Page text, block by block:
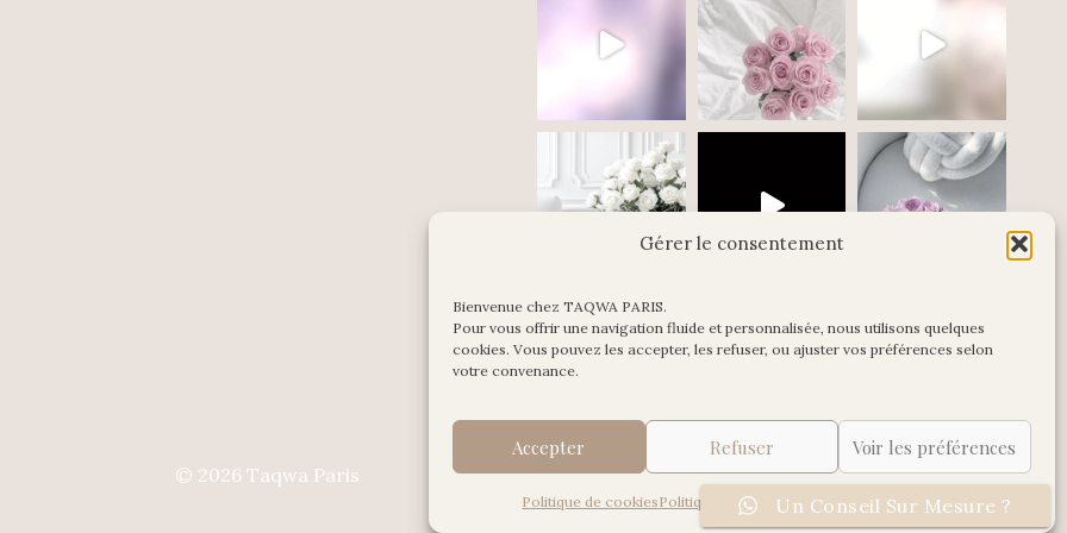
Gérer le consentement
Bienvenue chez TAQWA PARIS.
Pour vous offrir une navigation fluide et personnalisée, nous utilisons quelques
cookies. Vous pouvez les accepter, les refuser, ou ajuster vos préférences selon
votre convenance.
Accepter Refuser Voir les préférences
Politique de cookiesPolitique de ConfidentialitéMentions Légales
Charger plus Suivre sur Instagram
© 2026 Taqwa Paris
Un Conseil Sur Mesure ?